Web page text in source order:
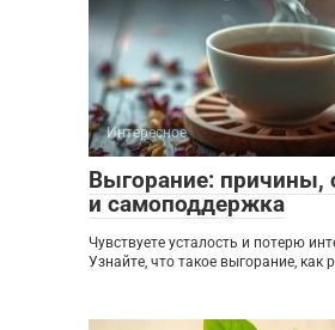
Интересное
Выгорание:
и самоподдержка
Чувствуете усталость и потерю
Узнайте, что такое выгорание, как